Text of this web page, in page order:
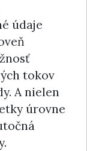
údaje
tokov
A nielen
úrovne